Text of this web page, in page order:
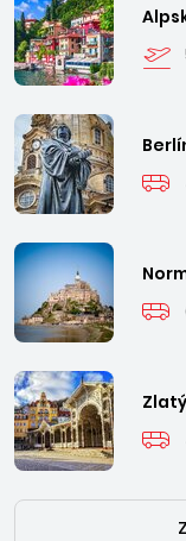
Durrësit. Turistický
širokej, až 30 km
Durrës rýchlo sa
a reštauráciami.